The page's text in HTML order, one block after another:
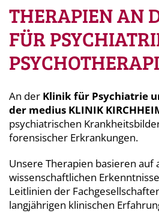
THERAPIEN AN
FÜR
An der Klinik für Psychiatrie
der medius KLINIK
psychiatrischen
forensischer Erkrankungen.
Unsere Therapien basieren auf
wissenschaftlichen
Leitlinien der
langjährigen klinischen